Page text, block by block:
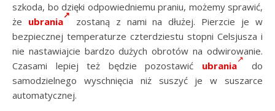
szkoda, bo dzięki odpowiedniemu praniu, możemy sprawić,
że ubrania
zostaną z nami na dłużej. Pierzcie je w
bezpiecznej temperaturze czterdziestu stopni Celsjusza i
nie nastawiajcie bardzo dużych obrotów na odwirowanie.
Czasami lepiej też będzie pozostawić ubrania
do
samodzielnego wyschnięcia niż suszyć je w suszarce
automatycznej.